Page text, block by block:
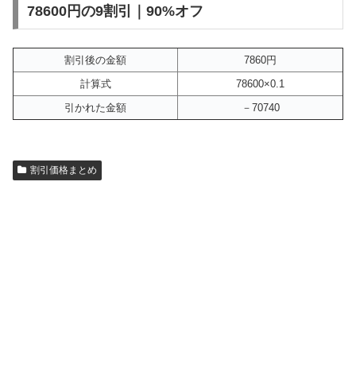
78600円の9割引｜90%オフ
割引後の金額
7860円
計算式
78600×0.1
引かれた金額
－70740
割引価格まとめ